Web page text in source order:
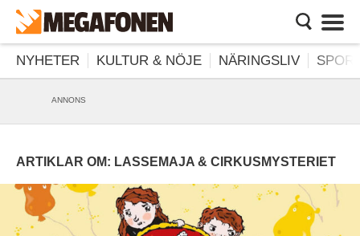
NYHETER KULTUR & NÖJE NÄRINGSLIV
ANNONS
ARTIKLAR OM: LASSEMAJA & CIRKUSMYSTERIET